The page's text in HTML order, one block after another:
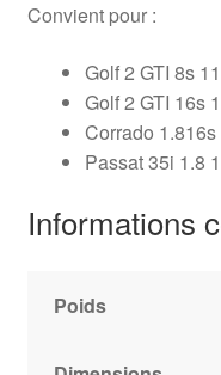
Convient pour :
Golf 2 GTI 8s
Golf 2 GTI 16s
Corrado
Passat 35i 1.8
Informations
Poids